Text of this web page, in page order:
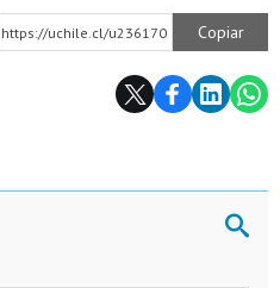
https://uchile.cl/u236170 Copiar